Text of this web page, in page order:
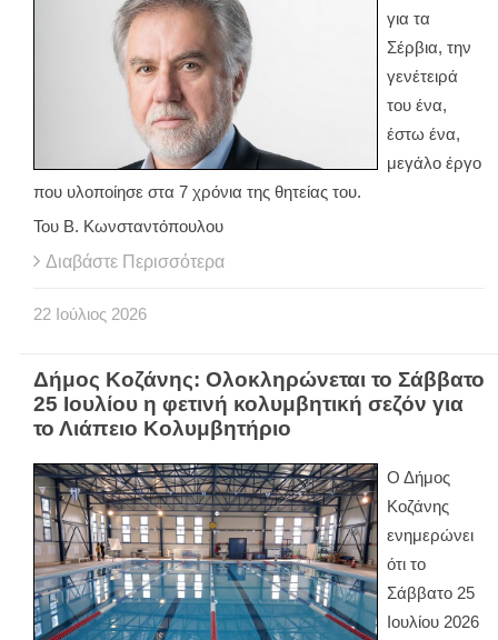
για τα
Σέρβια, την
γενέτειρά
του ένα,
έστω ένα,
μεγάλο έργο
που υλοποίησε στα 7 χρόνια της θητείας του.
Του Β. Κωνσταντόπουλου
Διαβάστε Περισσότερα
22 Ιούλιος 2026
Δήμος Κοζάνης: Ολοκληρώνεται το Σάββατο
25 Ιουλίου η φετινή κολυμβητική σεζόν για
το Λιάπειο Κολυμβητήριο
Ο Δήμος
Κοζάνης
ενημερώνει
ότι το
Σάββατο 25
Ιουλίου 2026